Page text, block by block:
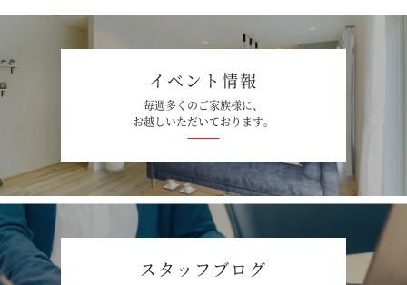
イベント情報
毎週多くのご家族様に、
お越しいただいております。
スタッフブログ